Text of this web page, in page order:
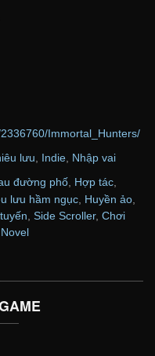
Immortal_Hunters/
lưu Indie Nhập vai
đường phố, Hợp tác,
lưu hầm ngục Huyền ảo
Side Scroller, Chơi